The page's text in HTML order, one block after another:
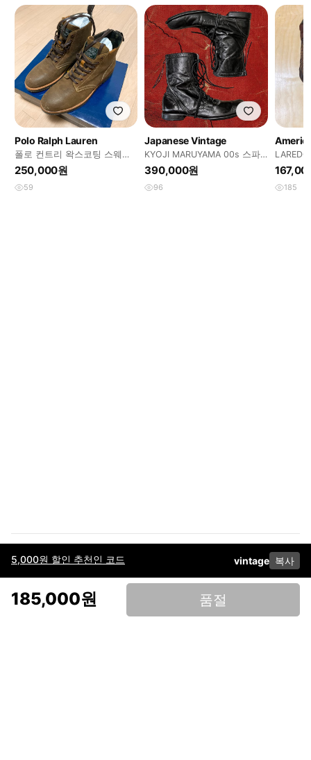
5,000원 할인 추천인 코드 vintage 복사
185,000원 품절
Polo Ralph Lauren
폴로 컨트리 왁스코팅 스웨이
드 부츠 us9.5
250,000원
59
Japanese Vintage
KYOJI MARUYAMA 00s 스파
이럴 지퍼 레이스업 부츠 270
390,000원
96
도 웨스
185
이용약관고객센터판매개인정보 처리방침사업자 정보다운로드